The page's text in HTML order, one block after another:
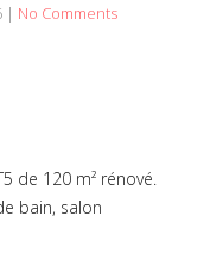
| No Comments
de 120 m² rénové.
bain, salon